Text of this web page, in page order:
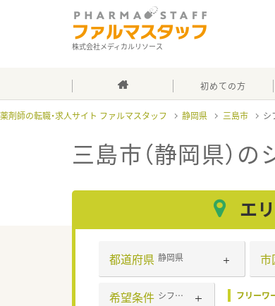
株式会社メディカルリソース
初めての方
薬剤師の転職・求人サイト ファルマスタッフ 静岡県 三島市 シ
三島市（静岡県）の
エ
都道府県 静岡県 市
希望条件 シフト制 フリーワ